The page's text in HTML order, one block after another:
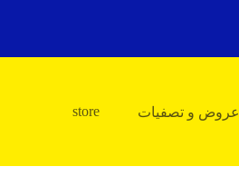
عروض و تصفيات store